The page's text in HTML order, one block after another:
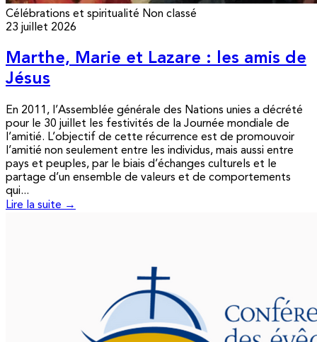
Célébrations et spiritualité Non classé
23 juillet 2026
Marthe, Marie et Lazare : les amis de
Jésus
En 2011, l’Assemblée générale des Nations unies a décrété
pour le 30 juillet les festivités de la Journée mondiale de
l’amitié. L’objectif de cette récurrence est de promouvoir
l’amitié non seulement entre les individus, mais aussi entre
pays et peuples, par le biais d’échanges culturels et le
partage d’un ensemble de valeurs et de comportements
qui...
Lire la suite →